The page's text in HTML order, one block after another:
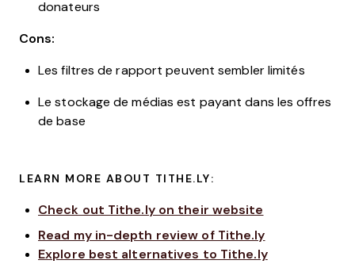
donateurs
Cons:
Les filtres de rapport peuvent sembler limités
Le stockage de médias est payant dans les offres
de base
LEARN MORE ABOUT TITHE.LY:
Check out Tithe.ly on their website
Read my in-depth review of Tithe.ly
Explore best alternatives to Tithe.ly